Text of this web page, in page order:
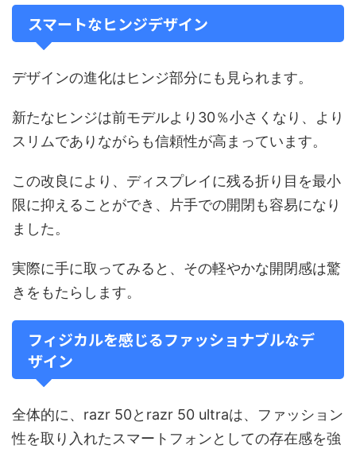
スマートなヒンジデザイン
デザインの進化はヒンジ部分にも見られます。
新たなヒンジは前モデルより30％小さくなり、より
スリムでありながらも信頼性が高まっています。
この改良により、ディスプレイに残る折り目を最小
限に抑えることができ、片手での開閉も容易になり
ました。
実際に手に取ってみると、その軽やかな開閉感は驚
きをもたらします。
フィジカルを感じるファッショナブルなデ
ザイン
全体的に、razr 50とrazr 50 ultraは、ファッション
性を取り入れたスマートフォンとしての存在感を強